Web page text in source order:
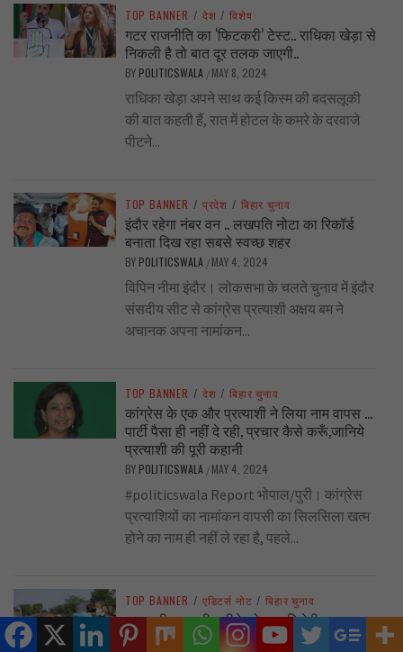
TOP BANNER / देश / विशेष
गटर राजनीति का ‘फिटकरी’ टेस्ट.. राधिका खेड़ा से
निकली है तो बात दूर तलक जाएगी..
BY POLITICSWALA / MAY 8, 2024
राधिका खेड़ा अपने साथ कई किस्म की बदसलूकी
की बात कहती हैं, रात में होटल के कमरे के दरवाजे
पीटने...
TOP BANNER / प्रदेश / बिहार चुनाव
इंदौर रहेगा नंबर वन .. लखपति नोटा का रिकॉर्ड
बनाता दिख रहा सबसे स्वच्छ शहर
BY POLITICSWALA / MAY 4, 2024
विपिन नीमा इंदौर। लोकसभा के चलते चुनाव में इंदौर
संसदीय सीट से कांग्रेस प्रत्याशी अक्षय बम ने
अचानक अपना नामांकन...
TOP BANNER / देश / बिहार चुनाव
कांग्रेस के एक और प्रत्याशी ने लिया नाम वापस …
पार्टी पैसा ही नहीं दे रही, प्रचार कैसे करूँ,जानिये
प्रत्याशी की पूरी कहानी
BY POLITICSWALA / MAY 4, 2024
#politicswala Report भोपाल/पुरी। कांग्रेस
प्रत्याशियों का नामांकन वापसी का सिलसिला खत्म
होने का नाम ही नहीं ले रहा है, पहले...
TOP BANNER / एडिटर्स नोट / बिहार चुनाव
पवार की बारामती .. पीने को दारु मिलेगी भरपूर,
पानी के लिए जाना होगा बहुत दूर